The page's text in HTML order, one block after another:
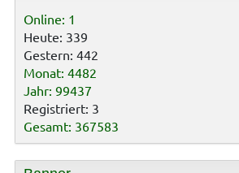
Online: 1
Heute: 339
Gestern: 442
Monat: 4482
Jahr: 99437
Registriert: 3
Gesamt: 367583